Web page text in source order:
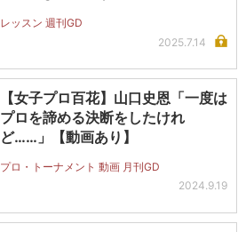
レッスン 週刊GD
2025.7.14
【女子プロ百花】山口史恩「一度は
プロを諦める決断をしたけれ
ど……」【動画あり】
プロ・トーナメント 動画 月刊GD
2024.9.19